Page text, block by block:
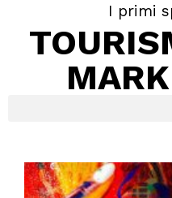
I primi